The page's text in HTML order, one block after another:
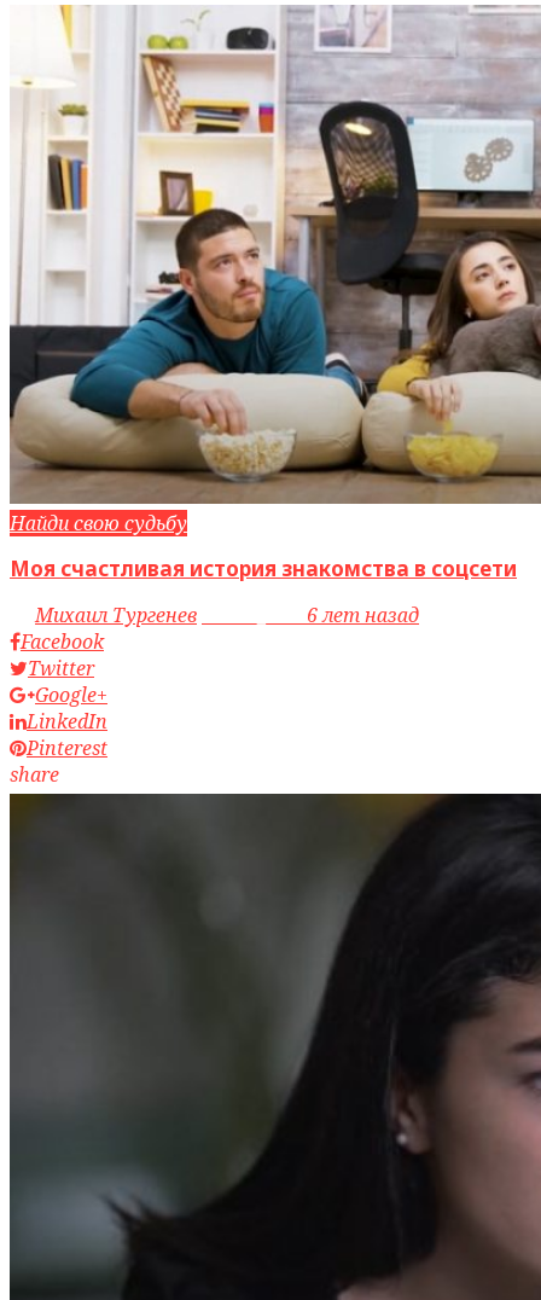
Найди свою судьбу
Моя счастливая история знакомства в соцсети
byМихаил Тургенев
6 лет назад
Facebook
Twitter
Google+
LinkedIn
Pinterest
share